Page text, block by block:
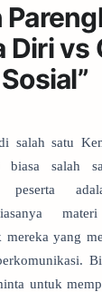
Diri vs
Sosial”
salah satu
biasa salah
mereka yang
untuk